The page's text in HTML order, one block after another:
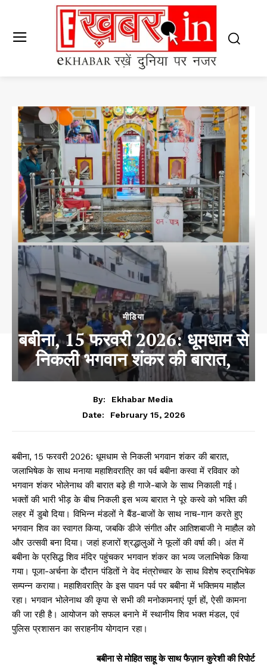
मीडिया
बबीना, 15 फरवरी 2026: धूमधाम से
निकली भगवान शंकर की बारात,
By:
Ekhabar Media
Date:
February 15, 2026
बबीना, 15 फरवरी 2026: धूमधाम से निकली भगवान शंकर की बारात,
जलाभिषेक के साथ मनाया महाशिवरात्रि का पर्व बबीना कस्वा में रविवार को
भगवान शंकर भोलेनाथ की बारात बड़े ही गाजे-बाजे के साथ निकाली गई।
भक्तों की भारी भीड़ के बीच निकली इस भव्य बारात ने पूरे कस्वे को भक्ति की
लहर में डुबो दिया। विभिन्न मंडलों ने बैंड-बाजों के साथ नाच-गान करते हुए
भगवान शिव का स्वागत किया, जबकि डीजे संगीत और आतिशबाजी ने माहौल को
और उत्सवी बना दिया। जहां हजारों श्रद्धालुओं ने फूलों की वर्षा की। अंत में
बबीना के प्रसिद्ध शिव मंदिर पहुंचकर भगवान शंकर का भव्य जलाभिषेक किया
गया। पूजा-अर्चना के दौरान पंडितों ने वेद मंत्रोच्चार के साथ विशेष रुद्राभिषेक
सम्पन्न कराया। महाशिवरात्रि के इस पावन पर्व पर बबीना में भक्तिमय माहौल
रहा। भगवान भोलेनाथ की कृपा से सभी की मनोकामनाएं पूर्ण हों, ऐसी कामना
की जा रही है। आयोजन को सफल बनाने में स्थानीय शिव भक्त मंडल, एवं
पुलिस प्रशासन का सराहनीय योगदान रहा।
बबीना से मोहित साहू के साथ फैज़ान कुरेशी की रिपोर्ट